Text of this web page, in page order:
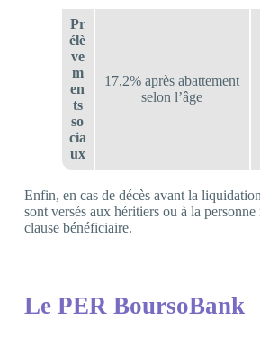
Pr
élè
ve
m
en
ts
so
cia
ux
17,2% après abattement
selon l’âge
Enfin, en cas de décès avant la
sont versés aux héritiers ou à la
clause bénéficiaire.
Le PER BoursoBank